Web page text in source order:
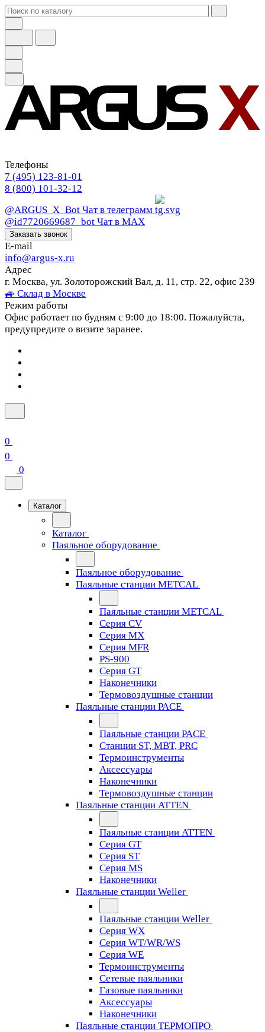
Телефоны
7 (495) 123-81-01
8 (800) 101-32-12
@ARGUS_X_Bot Чат в телеграмм
@id7720669687_bot Чат в МАХ
Заказать звонок
E-mail
info@argus-x.ru
Адрес
г. Москва, ул. Золоторожский Вал, д. 11, стр. 22, офис 239
🚙 Склад в Москве
Режим работы
Офис работает по будням с 9:00 до 18:00. Пожалуйста,
предупредите о визите заранее.
0
0
0
Каталог
Каталог
Паяльное оборудование
Паяльное оборудование
Паяльные станции METCAL
Паяльные станции METCAL
Серия CV
Серия MX
Серия MFR
PS-900
Серия GT
Наконечники
Термовоздушные станции
Паяльные станции PACE
Паяльные станции PACE
Станции ST, MBT, PRC
Термоинструменты
Аксессуары
Наконечники
Термовоздушные станции
Паяльные станции ATTEN
Паяльные станции ATTEN
Серия GT
Серия ST
Серия MS
Наконечники
Паяльные станции Weller
Паяльные станции Weller
Серия WX
Серия WT/WR/WS
Серия WE
Термоинструменты
Сетевые паяльники
Газовые паяльники
Аксессуары
Наконечники
Паяльные станции ТЕРМОПРО